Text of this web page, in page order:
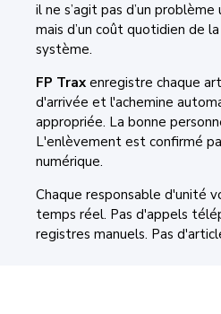
il ne s’agit pas d’un
mais d’un coût quotidien de
système.
FP Trax enregistre chaque
d'arrivée et l'achemine
appropriée. La bonne
L'enlèvement est confirmé
numérique.
Chaque responsable d'unité
temps réel. Pas d'appels
registres manuels. Pas